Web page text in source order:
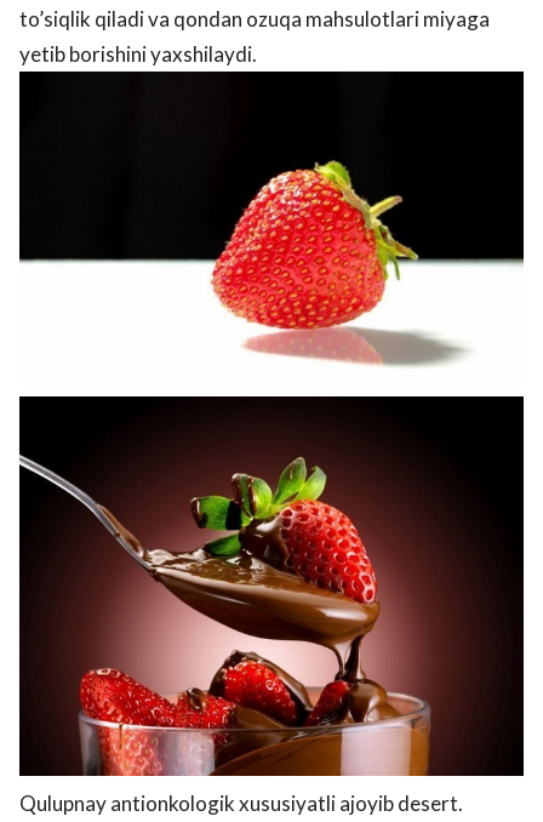
to’siqlik qiladi va qondan ozuqa mahsulotlari miyaga
yetib borishini yaxshilaydi.
Qulupnay antionkologik xususiyatli ajoyib desert.